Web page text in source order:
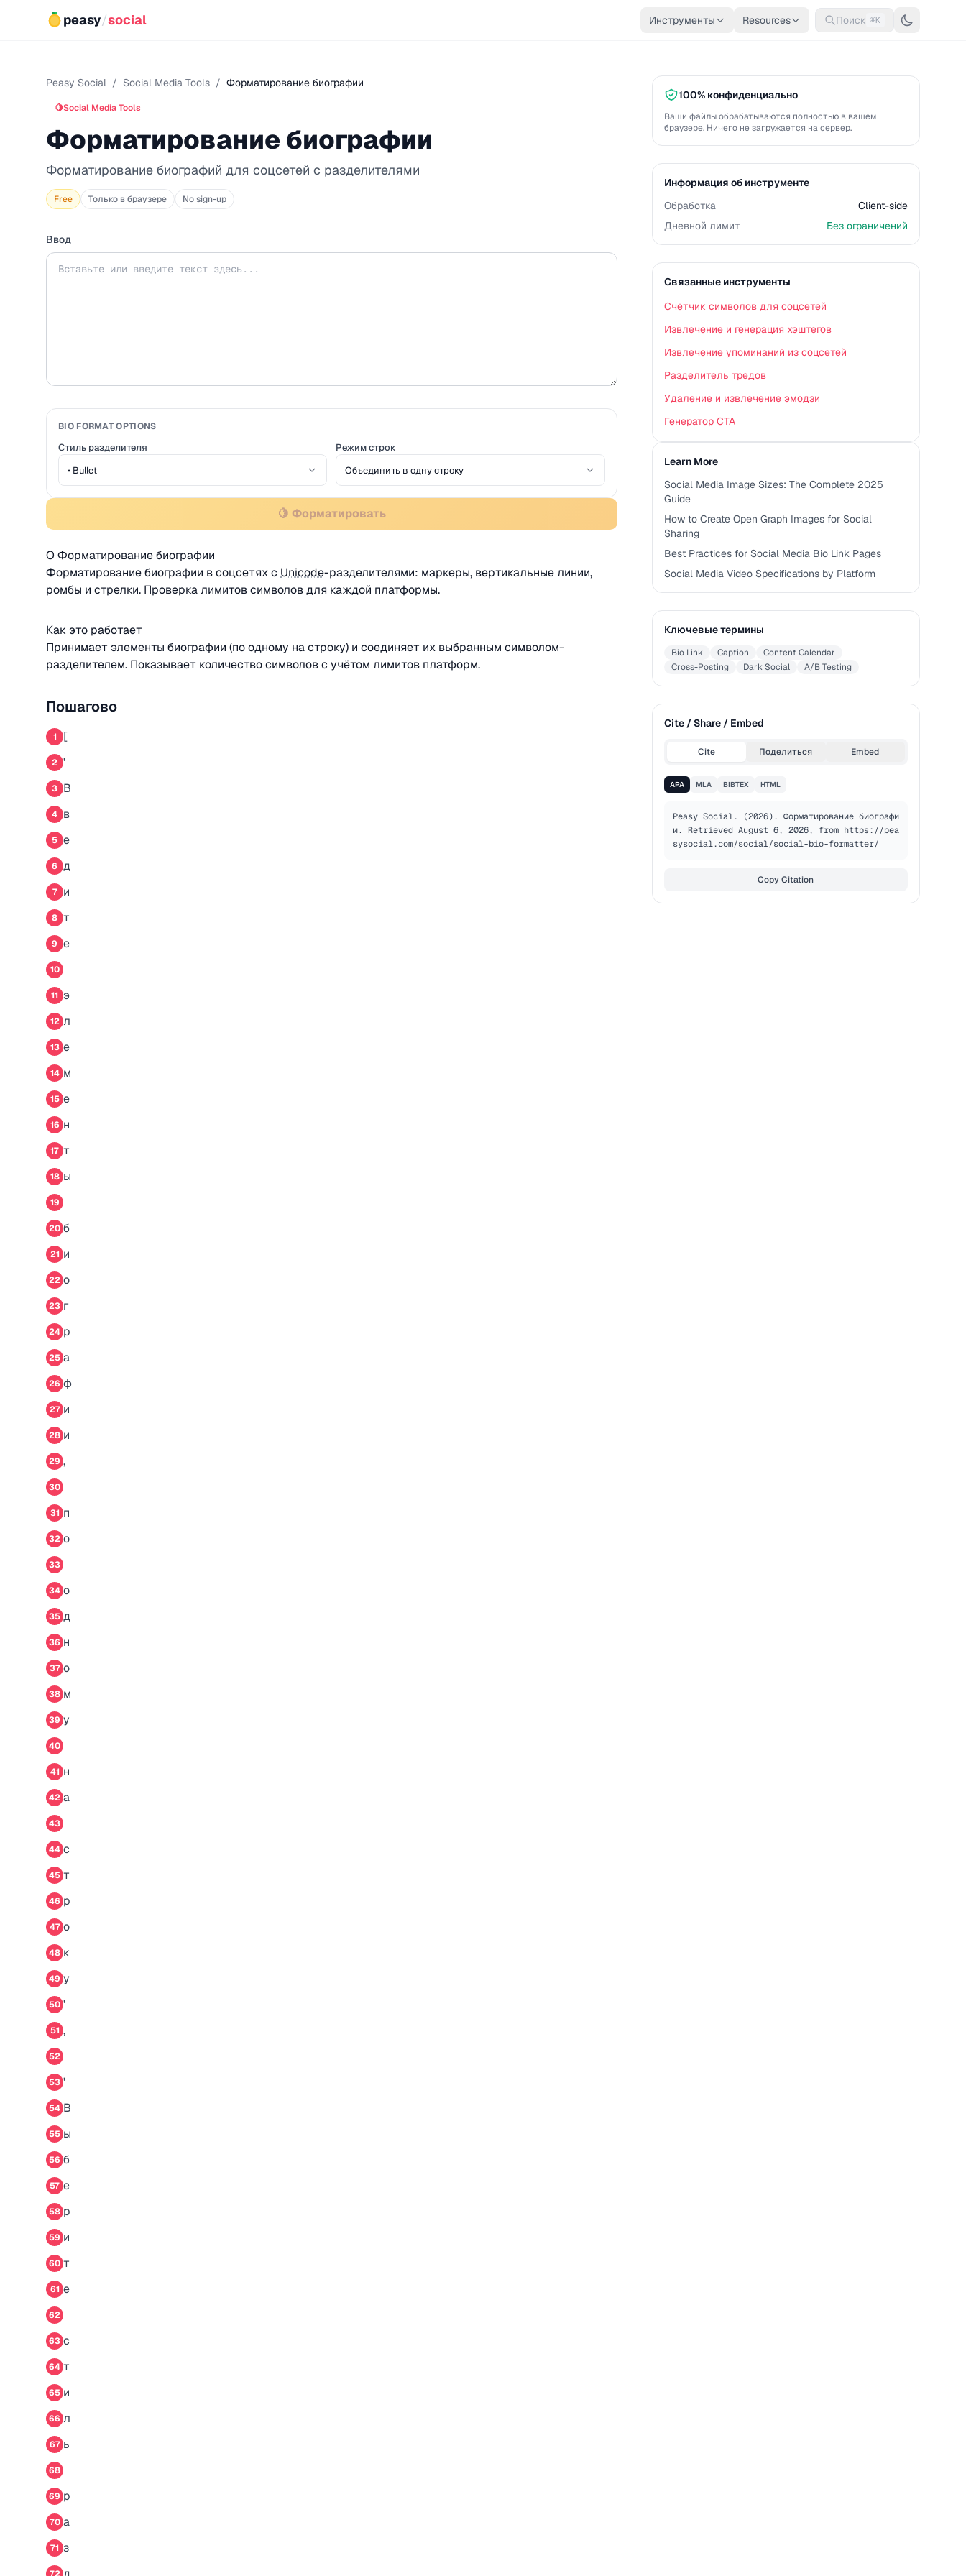
peasy/social Инструменты Resources Поиск ⌘K
Peasy Social / Social Media Tools / Форматирование биографии
🍋Social Media Tools
Форматирование биографии
Форматирование биографий для соцсетей с разделителями
Free Только в браузере No sign-up
Ввод
BIO FORMAT OPTIONS
Стиль разделителя Режим строк
🍋 Форматировать
О Форматирование биографии
Форматирование биографии в соцсетях с Unicode-разделителями: маркеры, вертикальные линии,
ромбы и стрелки. Проверка лимитов символов для каждой платформы.
Как это работает
Принимает элементы биографии (по одному на строку) и соединяет их выбранным символом-
разделителем. Показывает количество символов с учётом лимитов платформ.
Пошагово
1 [
2 '
3 В
4 в
5 е
6 д
7 и
8 т
9 е
10
11 э
12 л
13 е
14 м
15 е
16 н
17 т
18 ы
19
20 б
21 и
22 о
23 г
24 р
25 а
26 ф
27 и
28 и
29 ,
30
31 п
32 о
33
34 о
35 д
36 н
37 о
38 м
39 у
40
41 н
42 а
43
44 с
45 т
46 р
47 о
48 к
49 у
50 '
51 ,
52
53 '
54 В
55 ы
56 б
57 е
58 р
59 и
60 т
61 е
62
63 с
64 т
65 и
66 л
67 ь
68
69 р
70 а
71 з
100% конфиденциально
Ваши файлы обрабатываются полностью в вашем
браузере. Ничего не загружается на сервер.
Информация об инструменте
Обработка
Client-side
Дневной лимит
Без ограничений
Связанные инструменты
Счётчик символов для соцсетей
Извлечение и генерация хэштегов
Извлечение упоминаний из соцсетей
Разделитель тредов
Удаление и извлечение эмодзи
Генератор CTA
Learn More
Social Media Image Sizes: The Complete 2025
Guide
How to Create Open Graph Images for Social
Sharing
Best Practices for Social Media Bio Link Pages
Social Media Video Specifications by Platform
Ключевые термины
Bio Link Caption
Content Calendar
Cross-Posting
Dark Social A/B Testing
Cite / Share / Embed
Cite Поделиться Embed
APA MLA BIBTEX HTML
Peasy Social. (2026). Форматирование биографи
и. Retrieved August 6, 2026, from https://pea
sysocial.com/social/social-bio-formatter/
Copy Citation